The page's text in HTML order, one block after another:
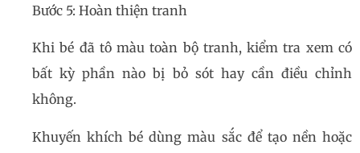
Bước 5: Hoàn thiện tranh
Khi bé đã tô màu toàn bộ tranh, kiểm tra xem có
bất kỳ phần nào bị bỏ sót hay cần điều chỉnh
không.
Khuyến khích bé dùng màu sắc để tạo nền hoặc